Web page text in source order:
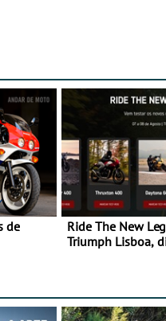
de
Ride The New
Triumph Lisboa,